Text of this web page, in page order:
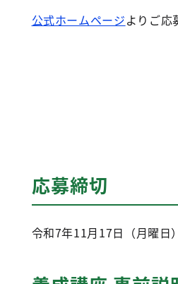
公式ホームページよりご応
応募締切
令和7年11月17日（月曜日